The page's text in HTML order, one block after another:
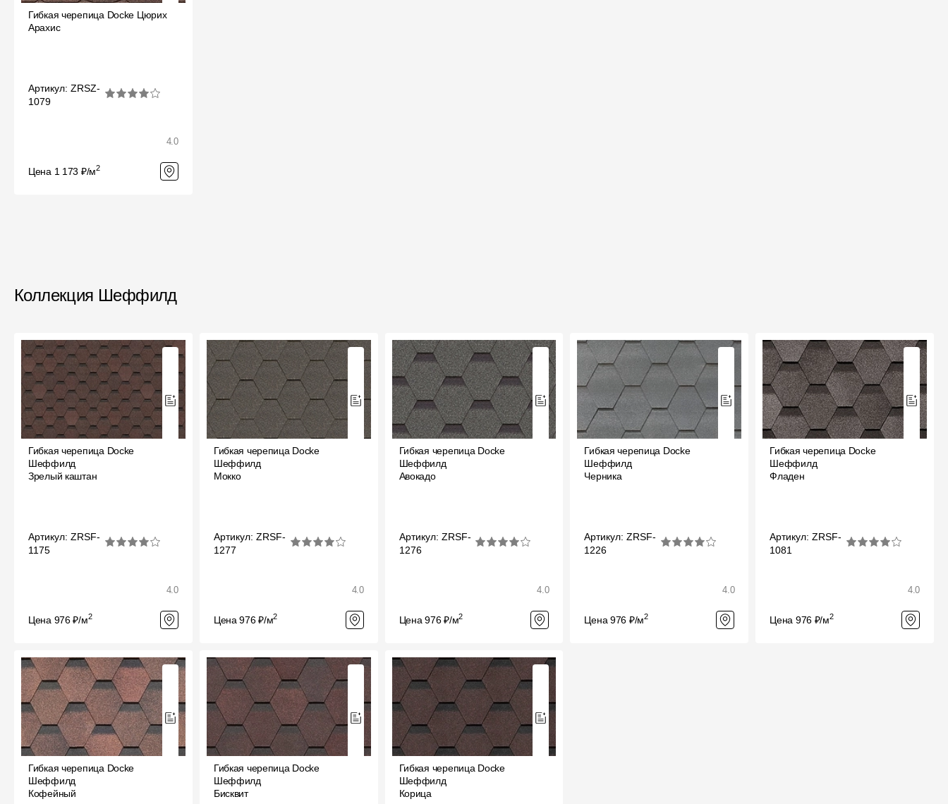
Гибкая черепица Docke Цюрих
Арахис
Артикул: ZRSZ-
1079
4.0
Цена 1 173 ₽/м2
Коллекция Шеффилд
Гибкая черепица Docke
Шеффилд
Зрелый каштан
Артикул: ZRSF-
1175
4.0
Цена 976 ₽/м2
Гибкая черепица Docke
Шеффилд
Мокко
Артикул: ZRSF-
1277
4.0
Цена 976 ₽/м2
Гибкая черепица Docke
Шеффилд
Авокадо
Артикул: ZRSF-
1276
4.0
Цена 976 ₽/м2
Гибкая черепица Docke
Шеффилд
Черника
Артикул: ZRSF-
1226
4.0
Цена 976 ₽/м2
Гибкая черепица Docke
Шеффилд
Фладен
Артикул: ZRSF-
1081
4.0
Цена 976 ₽/м2
Гибкая черепица Docke
Шеффилд
Кофейный
Гибкая черепица Docke
Шеффилд
Бисквит
Гибкая черепица Docke
Шеффилд
Корица